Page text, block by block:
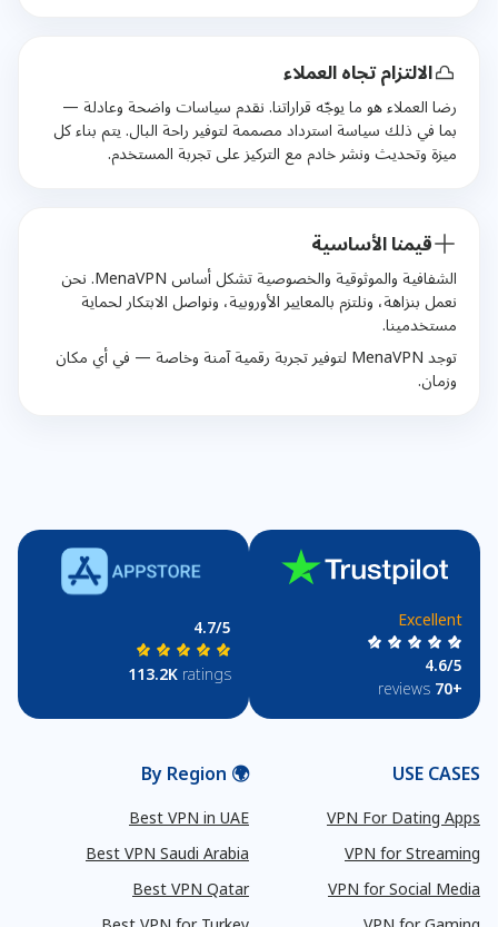
الالتزام تجاه العملاء
رضا العملاء هو ما يوجّه قراراتنا. نقدم سياسات واضحة وعادلة —
بما في ذلك سياسة استرداد مصممة لتوفير راحة البال. يتم بناء كل
ميزة وتحديث ونشر خادم مع التركيز على تجربة المستخدم.
قيمنا الأساسية
الشفافية والموثوقية والخصوصية تشكل أساس MenaVPN. نحن
نعمل بنزاهة، ونلتزم بالمعايير الأوروبية، ونواصل الابتكار لحماية
مستخدمينا.
توجد MenaVPN لتوفير تجربة رقمية آمنة وخاصة — في أي مكان
وزمان.
Excellent
4.6/5
+70
reviews
4.7/5
113.2Kratings
USE CASES
VPN For Dating Apps
VPN for Streaming
VPN for Social Media
🌍 By Region
Best VPN in UAE
Best VPN Saudi Arabia
Best VPN Qatar